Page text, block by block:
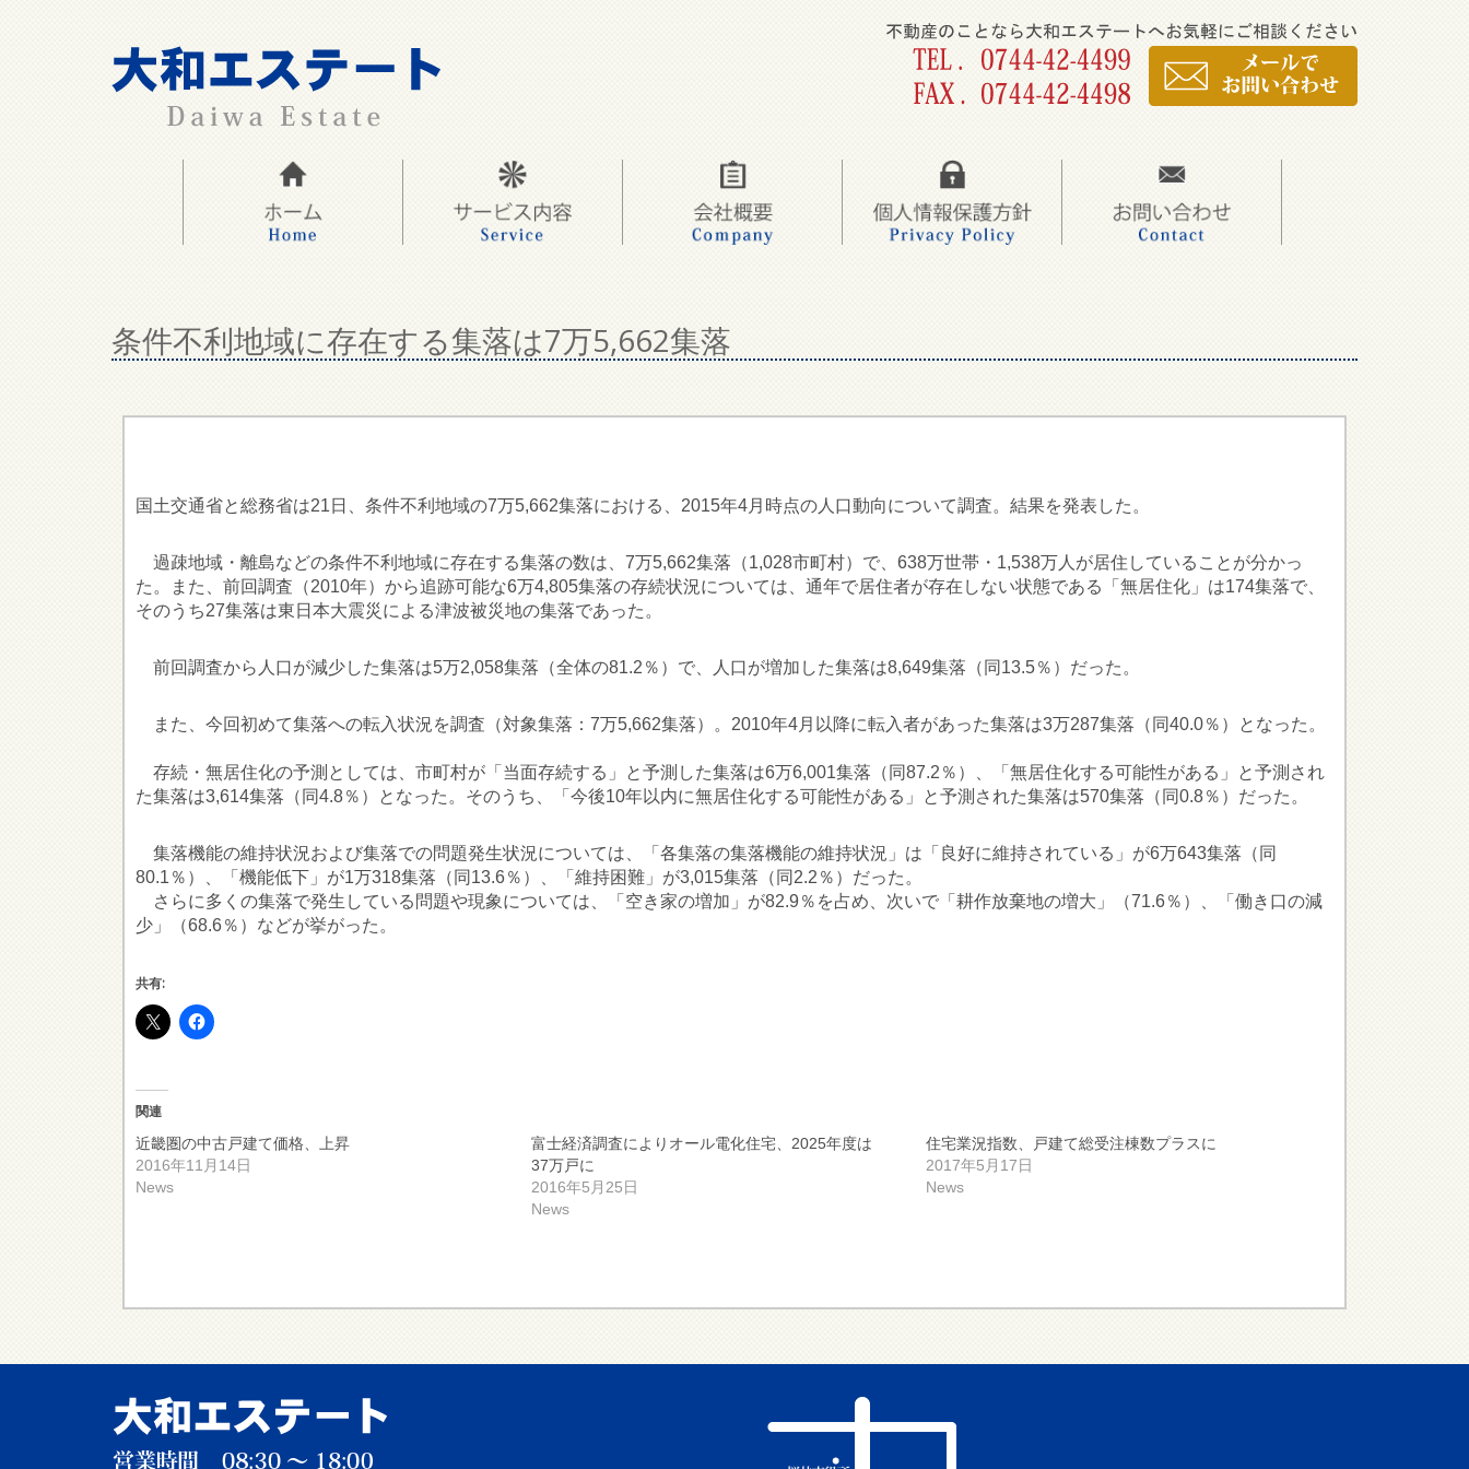
条件不利地域に存在する集落は7万5,662集落
国土交通省と総務省は21日、条件不利地域の7万5,662集落における、2015年4月時点の人口動向について調査。結果を発表した。
過疎地域・離島などの条件不利地域に存在する集落の数は、7万5,662集落（1,028市町村）で、638万世帯・1,538万人が居住していることが分かっ
た。また、前回調査（2010年）から追跡可能な6万4,805集落の存続状況については、通年で居住者が存在しない状態である「無居住化」は174集落で、
そのうち27集落は東日本大震災による津波被災地の集落であった。
前回調査から人口が減少した集落は5万2,058集落（全体の81.2％）で、人口が増加した集落は8,649集落（同13.5％）だった。
また、今回初めて集落への転入状況を調査（対象集落：7万5,662集落）。2010年4月以降に転入者があった集落は3万287集落（同40.0％）となった。
存続・無居住化の予測としては、市町村が「当面存続する」と予測した集落は6万6,001集落（同87.2％）、「無居住化する可能性がある」と予測され
た集落は3,614集落（同4.8％）となった。そのうち、「今後10年以内に無居住化する可能性がある」と予測された集落は570集落（同0.8％）だった。
集落機能の維持状況および集落での問題発生状況については、「各集落の集落機能の維持状況」は「良好に維持されている」が6万643集落（同
80.1％）、「機能低下」が1万318集落（同13.6％）、「維持困難」が3,015集落（同2.2％）だった。
さらに多くの集落で発生している問題や現象については、「空き家の増加」が82.9％を占め、次いで「耕作放棄地の増大」（71.6％）、「働き口の減
少」（68.6％）などが挙がった。
共有:
関連
近畿圏の中古戸建て価格、上昇
2016年11月14日
News
富士経済調査によりオール電化住宅、2025年度は
37万戸に
2016年5月25日
News
住宅業況指数、戸建て総受注棟数プラスに
2017年5月17日
News